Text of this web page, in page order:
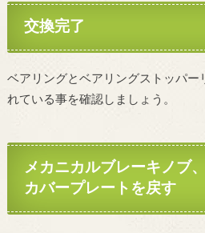
交換完了
ベアリングとベアリングストッパー
れている事を確認しましょう。
メカニカルブレーキノブ
カバープレートを戻す